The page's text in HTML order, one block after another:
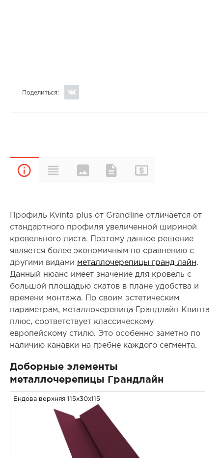
Поделиться:
ОписаниеХарактеристики
Цвета и
покрытия
Документы
Профиль Kvinta plus от Grandline отличается от
стандартного профиля увеличенной шириной
кровельного листа. Поэтому данное решение
является более экономичным по сравнению с
другими видами металлочерепицы гранд лайн.
Данный нюанс имеет значение для кровель с
большой площадью скатов в плане удобства и
времени монтажа. По своим эстетическим
параметрам, металлочерепица Грандлайн Квинта
плюс, соответствует классическому
европейскому стилю. Это особенно заметно по
наличию канавки на гребне каждого сегмента.
Доборные элементы
металлочерепицы Грандлайн
Ендова верхняя 115x30x115